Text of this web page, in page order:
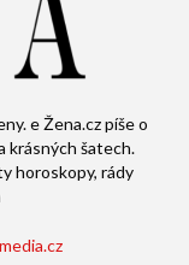
e Žena.cz píše o
krásných šatech.
horoskopy, rády